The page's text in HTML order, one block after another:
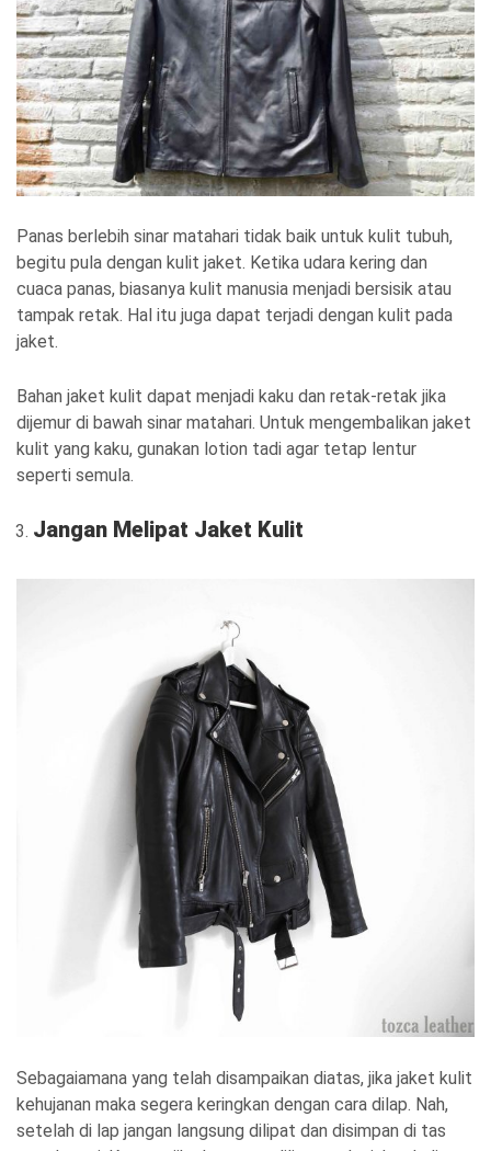
Panas berlebih sinar matahari tidak baik untuk kulit tubuh,
begitu pula dengan kulit jaket. Ketika udara kering dan
cuaca panas, biasanya kulit manusia menjadi bersisik atau
tampak retak. Hal itu juga dapat terjadi dengan kulit pada
jaket.
Bahan jaket kulit dapat menjadi kaku dan retak-retak jika
dijemur di bawah sinar matahari. Untuk mengembalikan jaket
kulit yang kaku, gunakan lotion tadi agar tetap lentur
seperti semula.
Jangan Melipat Jaket Kulit
Sebagaiamana yang telah disampaikan diatas, jika jaket kulit
kehujanan maka segera keringkan dengan cara dilap. Nah,
setelah di lap jangan langsung dilipat dan disimpan di tas